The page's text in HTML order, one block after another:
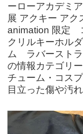
ーローアカデミ
展 アクキー アク
animation 限定
クリルキーホル
ム ラバーストラ
の情報カテゴリ
チューム・コス
目立った傷や汚